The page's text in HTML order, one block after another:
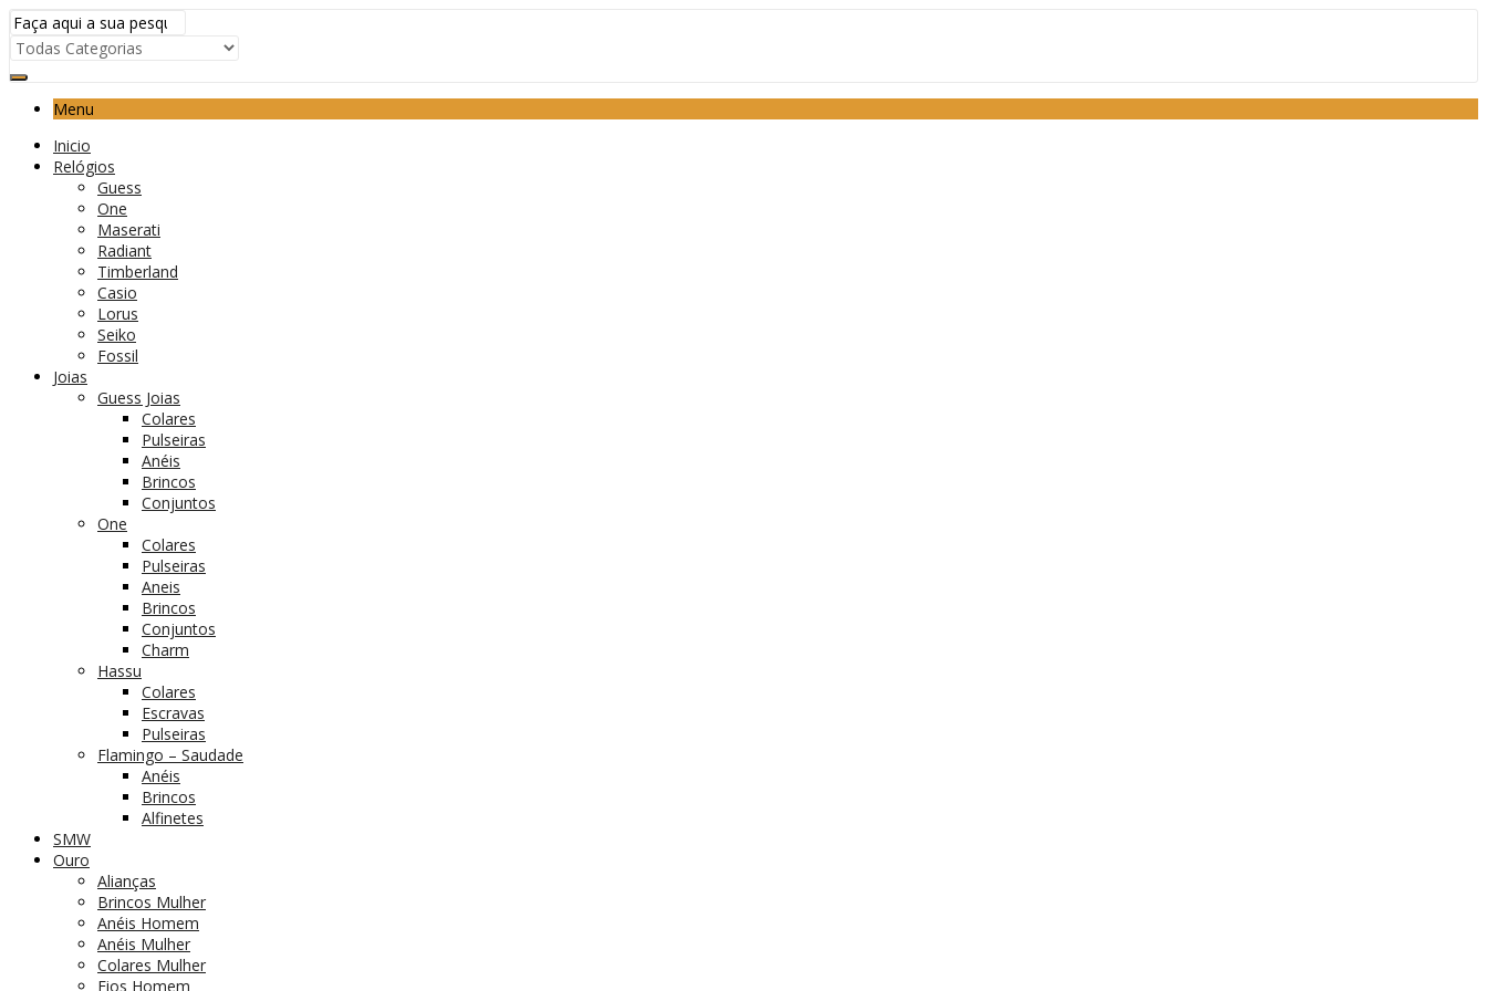
Menu
Inicio
Relógios
Guess
One
Maserati
Radiant
Timberland
Casio
Lorus
Seiko
Fossil
Joias
Guess Joias
Colares
Pulseiras
Anéis
Brincos
Conjuntos
One
Colares
Pulseiras
Aneis
Brincos
Conjuntos
Charm
Hassu
Colares
Escravas
Pulseiras
Flamingo – Saudade
Anéis
Brincos
Alfinetes
SMW
Ouro
Alianças
Brincos Mulher
Anéis Homem
Anéis Mulher
Colares Mulher
Fios Homem